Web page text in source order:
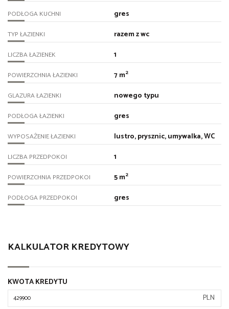
PODŁOGA KUCHNI gres
TYP ŁAZIENKI razem z wc
LICZBA ŁAZIENEK 1
POWIERZCHNIA ŁAZIENKI 7 m2
GLAZURA ŁAZIENKI nowego typu
PODŁOGA ŁAZIENKI gres
WYPOSAŻENIE ŁAZIENKI lustro, prysznic, umywalka, WC
LICZBA PRZEDPOKOI 1
POWIERZCHNIA PRZEDPOKOI 5 m2
PODŁOGA PRZEDPOKOI gres
KALKULATOR KREDYTOWY
KWOTA KREDYTU
PLN